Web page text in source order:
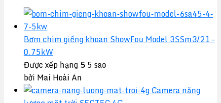
Bơm chìm giếng khoan ShowFou Model 3SSm3/21 –
0.75kW
Được xếp hạng5 5 sao
bởi Mai Hoài An
Camera năng